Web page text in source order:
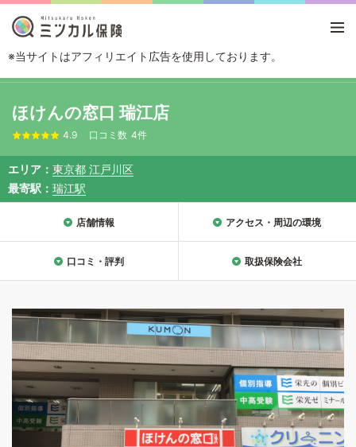
※当サイトはアフィリエイト広告を使用しております。
江戸川区 ほけんの窓口 瑞江店
ほけんの窓口 瑞江店
4.9 口コミ数 4件
エリア
東京都 江戸川区
最寄駅
瑞江駅
店舗情報 アクセス・周辺の環境
口コミ・評判 取扱保険会社